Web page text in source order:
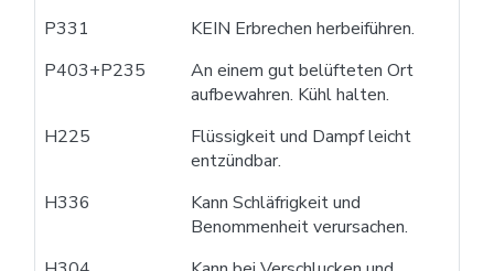
P331
KEIN Erbrechen herbeiführen.
P403+P235
An einem gut belüfteten Ort
aufbewahren. Kühl halten.
H225
Flüssigkeit und Dampf leicht
entzündbar.
H336
Kann Schläfrigkeit und
Benommenheit verursachen.